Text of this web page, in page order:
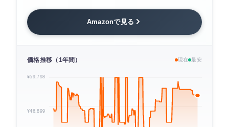
Amazonで見る
価格推移（1年間） 現在 最安
¥59,798
¥46,899